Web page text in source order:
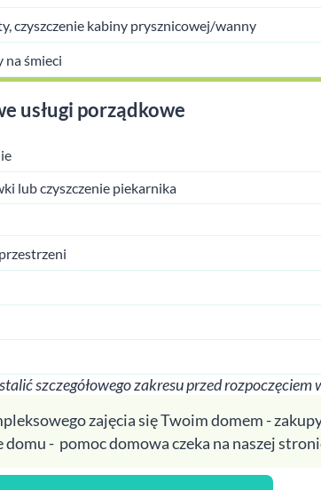
czyszczenie kabiny prysznicowej/wanny
na śmieci
usługi porządkowe
lub czyszczenie piekarnika
szczegółowego zakresu przed rozpoczęciem
zajęcia się Twoim domem -
- pomoc domowa czeka na naszej